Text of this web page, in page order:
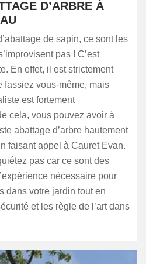
D’ARBRE À
de sapin, ce sont les
pas ! C’est
En effet, il est strictement
fassiez vous-même, mais
est fortement
cela, vous pouvez avoir à
abattage d’arbre hautement
faisant appel à Cauret Evan.
pas car ce sont des
nécessaire pour
dans votre jardin tout en
et les règle de l’art dans